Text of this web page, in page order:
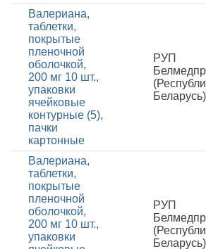
Валериана,
таблетки,
покрытые
пленочной
оболочкой,
200 мг 10 шт.,
упаковки
ячейковые
контурные (5),
пачки
картонные
РУП
Беларусь)
Валериана,
таблетки,
покрытые
пленочной
оболочкой,
200 мг 10 шт.,
упаковки
РУП
Беларусь)